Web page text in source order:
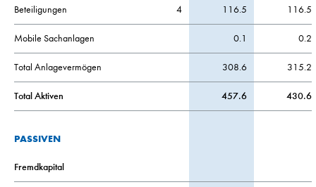
Beteiligungen 4 116.5 116.5
Mobile Sachanlagen 0.1 0.2
Total Anlagevermögen 308.6 315.2
Total Aktiven 457.6 430.6
PASSIVEN
Fremdkapital